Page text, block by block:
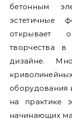
бетонным
эстетичные
открывает
творчества в
дизайне.
оборудования
на практике
начинающих